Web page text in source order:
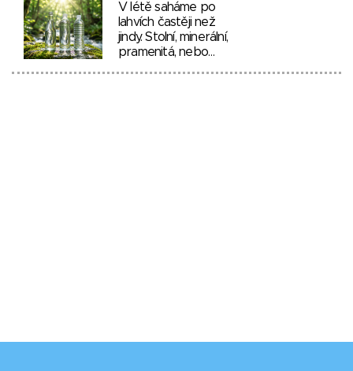
V létě saháme po
lahvích častěji než
jindy. Stolní, minerální,
pramenitá, nebo…